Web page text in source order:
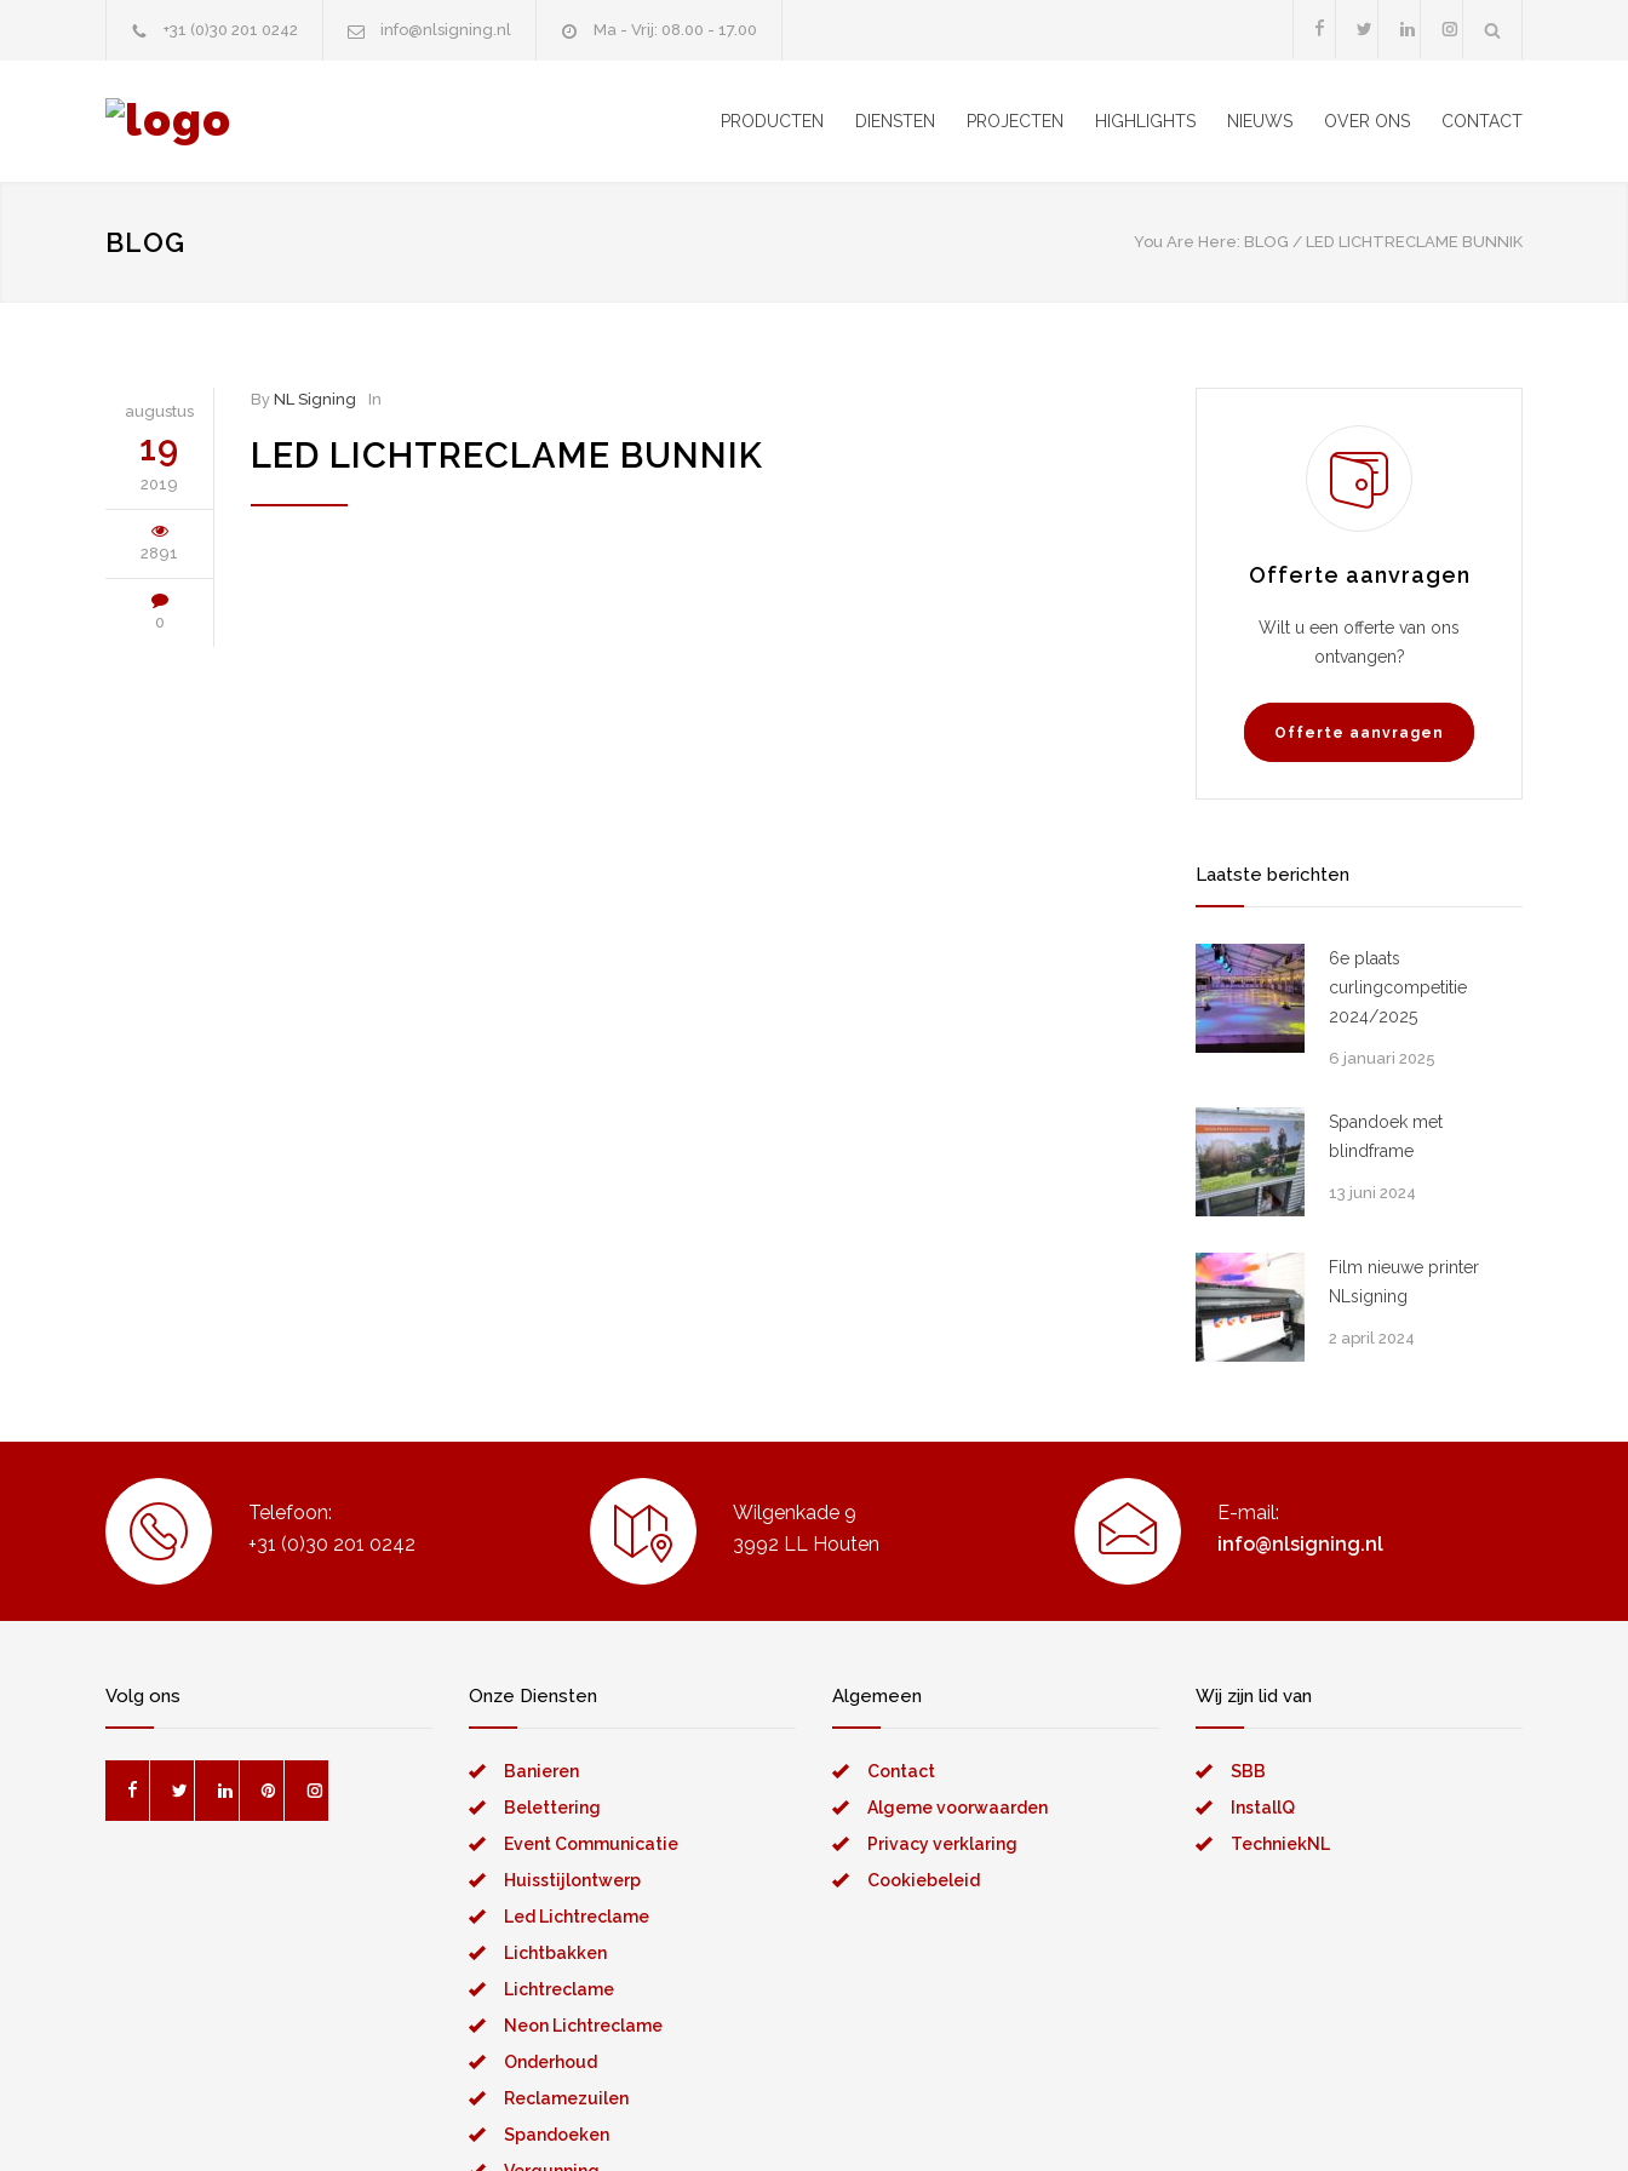
+31 (0)30 201 0242 info@nlsigning.nl Ma - Vrij: 08.00 - 17.00
PRODUCTEN DIENSTEN PROJECTEN HIGHLIGHTS NIEUWS OVER ONS CONTACT
BLOG You Are Here: BLOG / LED LICHTRECLAME BUNNIK
augustus
19
2019
2891
0
By NL Signing In
LED LICHTRECLAME BUNNIK
Offerte aanvragen
Wilt u een offerte van ons
ontvangen?
Offerte aanvragen
Laatste berichten
6e plaats
curlingcompetitie
2024/2025
6 januari 2025
Spandoek met
blindframe
13 juni 2024
Film nieuwe printer
NLsigning
2 april 2024
Telefoon:
+31 (0)30 201 0242
Wilgenkade 9
3992 LL Houten
E-mail:
info@nlsigning.nl
Volg ons Onze Diensten
Banieren
Belettering
Event Communicatie
Huisstijlontwerp
Led Lichtreclame
Lichtbakken
Lichtreclame
Neon Lichtreclame
Onderhoud
Reclamezuilen
Spandoeken
Algemeen
Contact
Algeme voorwaarden
Privacy verklaring
Cookiebeleid
Wij zijn lid van
SBB
InstallQ
TechniekNL